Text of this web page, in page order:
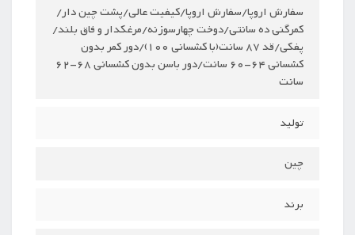
سفارش اروپا/سفارش اروپا/کیفیت عالی/پشت چین دار/
کمرگنی ده سانتی/دوخت چهارسوزنه/مرغکدار و فاق بلند/
پفکی/قد 87 سانت(با کشسانی 100)/دور کمر بدون
کشسانی 64-60 سانت/دور باسن بدون کشسانی 68-62
سانت
تولید
چین
برند